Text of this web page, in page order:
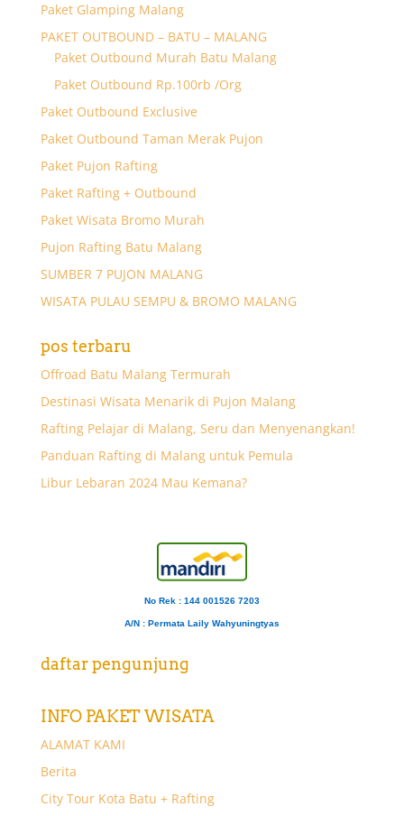
Paket Glamping Malang
PAKET OUTBOUND – BATU – MALANG
Paket Outbound Murah Batu Malang
Paket Outbound Rp.100rb /Org
Paket Outbound Exclusive
Paket Outbound Taman Merak Pujon
Paket Pujon Rafting
Paket Rafting + Outbound
Paket Wisata Bromo Murah
Pujon Rafting Batu Malang
SUMBER 7 PUJON MALANG
WISATA PULAU SEMPU & BROMO MALANG
pos terbaru
Offroad Batu Malang Termurah
Destinasi Wisata Menarik di Pujon Malang
Rafting Pelajar di Malang, Seru dan Menyenangkan!
Panduan Rafting di Malang untuk Pemula
Libur Lebaran 2024 Mau Kemana?
No Rek : 144 001526 7203
A/N : Permata Laily Wahyuningtyas
daftar pengunjung
INFO PAKET WISATA
ALAMAT KAMI
Berita
City Tour Kota Batu + Rafting